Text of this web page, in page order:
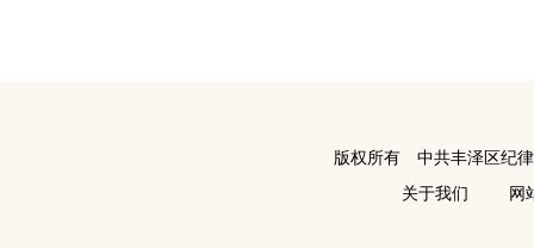
版权所有 中共丰泽区纪
关于我们
网